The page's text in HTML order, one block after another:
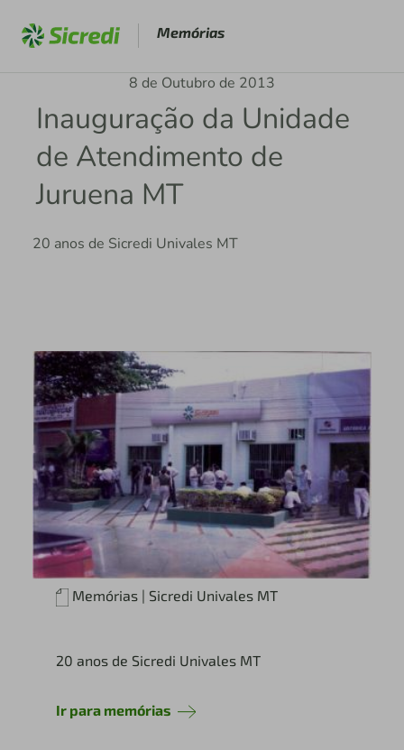
Memórias
8 de Outubro de 2013
Inauguração da Unidade
de Atendimento de
Juruena MT
20 anos de Sicredi Univales MT
Memórias | Sicredi Univales MT
20 anos de Sicredi Univales MT
Ir para memórias